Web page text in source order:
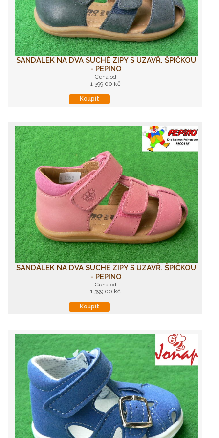
SANDÁLEK NA DVA SUCHÉ ZIPY S UZAVŘ. ŠPIČKOU
- PEPINO
Cena od
1 399,00 kč
Koupit
SANDÁLEK NA DVA SUCHÉ ZIPY S UZAVŘ. ŠPIČKOU
- PEPINO
Cena od
1 399,00 kč
Koupit